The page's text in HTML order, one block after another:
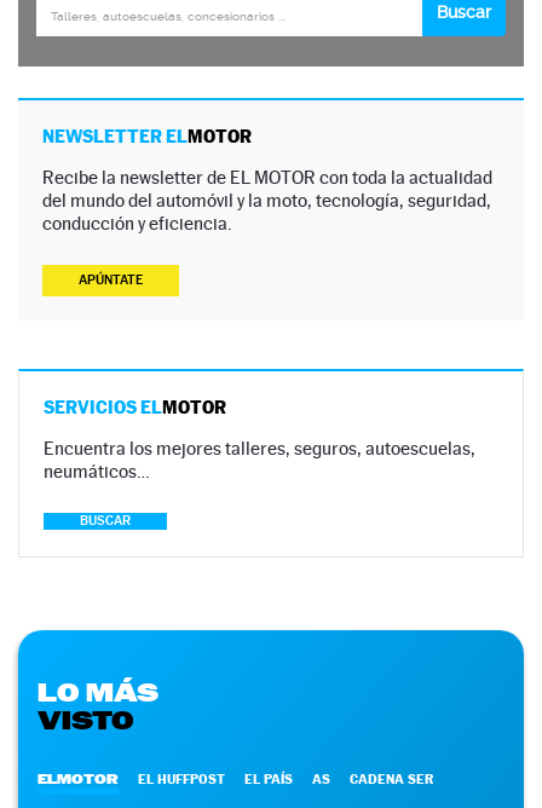
NEWSLETTER ELMOTOR
Recibe la newsletter de EL MOTOR con toda la actualidad
del mundo del automóvil y la moto, tecnología, seguridad,
conducción y eficiencia.
APÚNTATE
SERVICIOS ELMOTOR
Encuentra los mejores talleres, seguros, autoescuelas,
neumáticos…
BUSCAR
LO MÁS
VISTO
ELMOTOR EL HUFFPOST EL PAÍS AS CADENA SER